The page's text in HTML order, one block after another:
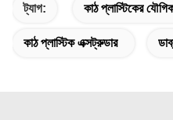
ট্যাগ: কাঠ প্লাস্টিকের
কাঠ প্লাস্টিক এক্সট্রুডার